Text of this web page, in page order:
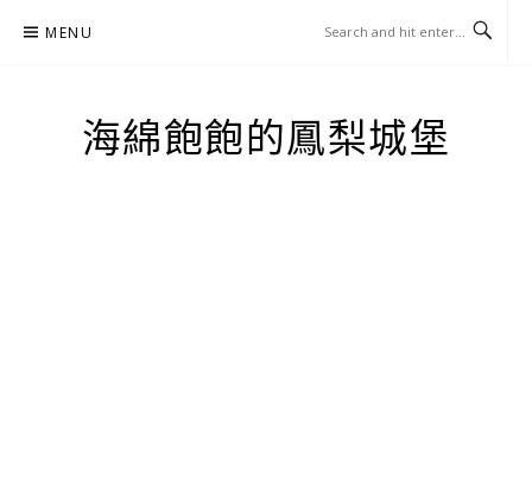
MENU
海綿飽飽的鳳梨城堡